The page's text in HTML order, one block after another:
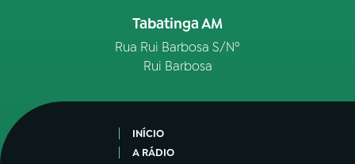
Tabatinga AM
Rua Rui Barbosa S/Nº
Rui Barbosa
INÍCIO
A RÁDIO